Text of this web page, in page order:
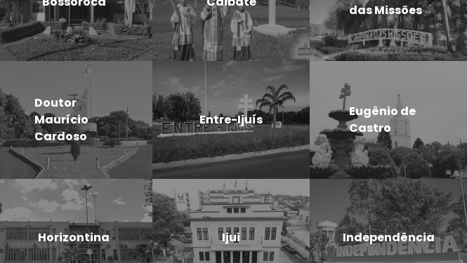
das Missões
Doutor
Maurício
Cardoso
Entre-Ijuís
Eugênio de
Castro
Horizontina Ijui Independência